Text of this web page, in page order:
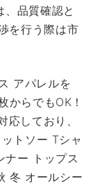
品質確認と
を行う際は市
アパレルを
からでもOK！
しており、
トソー Tシャ
ナー トップス
冬 オールシー